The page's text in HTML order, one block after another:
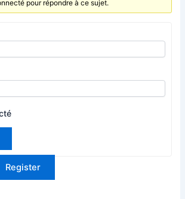
pour répondre à ce sujet.
Register